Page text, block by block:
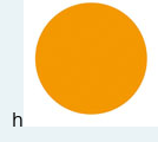
Stans
Stempels en zo
Template,
h